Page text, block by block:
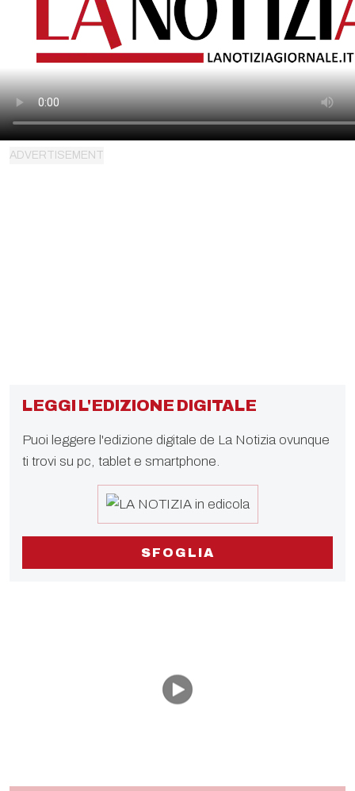
LEGGI L'EDIZIONE DIGITALE
Puoi leggere l'edizione digitale de La Notizia ovunque
ti trovi su pc, tablet e smartphone.
SFOGLIA